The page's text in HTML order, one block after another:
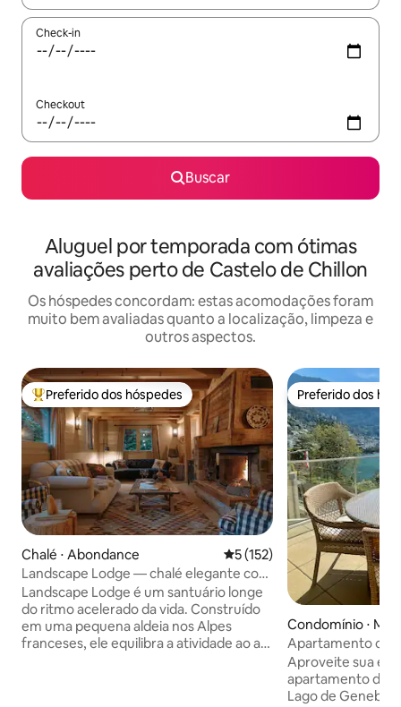
Check-in
Checkout
Buscar
Aluguel por temporada com ótimas
avaliações perto de Castelo de Chillon
Os hóspedes concordam: estas acomodações foram
muito bem avaliadas quanto a localização, limpeza e
outros aspectos.
Entre os melhores preferidos dos hóspedes
Preferido dos hóspedes
Chalé ⋅ Abondance 5 de uma avaliação média de
5 (152)
Landscape Lodge — chalé elegante com
vista incrível
Landscape Lodge é um santuário longe
do ritmo acelerado da vida. Construído
em uma pequena aldeia nos Alpes
franceses, ele equilibra a atividade ao ar
Preferido dos
Preferido dos
Condomínio ⋅
Apartamento
Montreux –
Aproveite sua
apartamento de
Lago de